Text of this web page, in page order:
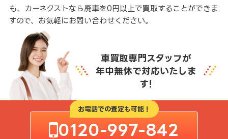
も、カーネクストなら廃車を0円以上で買取することができま
すので、お気軽にお問い合わせください。
車買取専門スタッフが
年中無休で対応いたしま
す!
お電話での査定も可能！
0120-997-842